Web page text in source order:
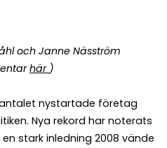
och Janne Näsström
här )
nystartade företag
Nya rekord har noterats
stark inledning 2008 vände